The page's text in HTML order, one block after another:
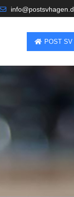
POST